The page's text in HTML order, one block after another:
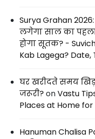
Surya Grahan
लगेगा साल का पहला
होगा सूतक? -
Kab Lagega? Date,
घर खरीदते समय
जरूरी?onVastu
Places at Home
Hanuman Chalisa